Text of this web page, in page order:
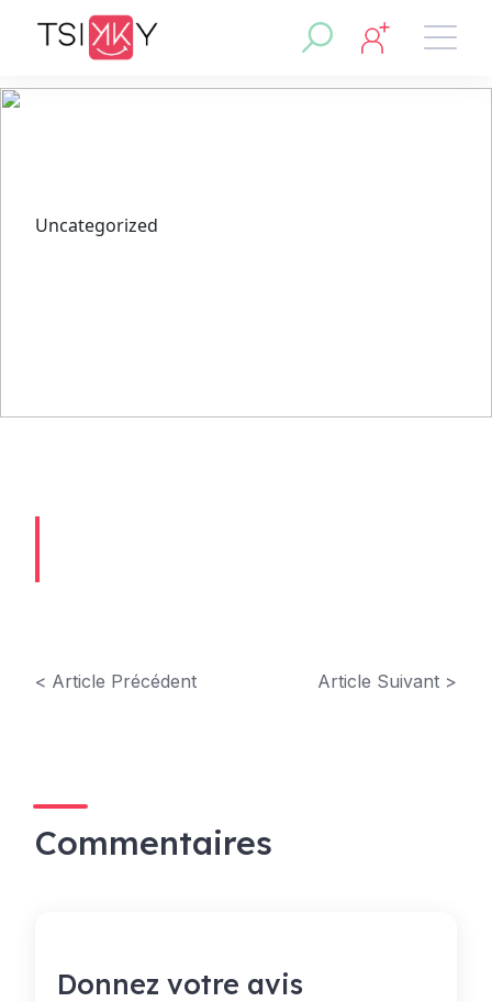
Uncategorized
< Article Précédent Article Suivant >
Commentaires
Donnez votre avis